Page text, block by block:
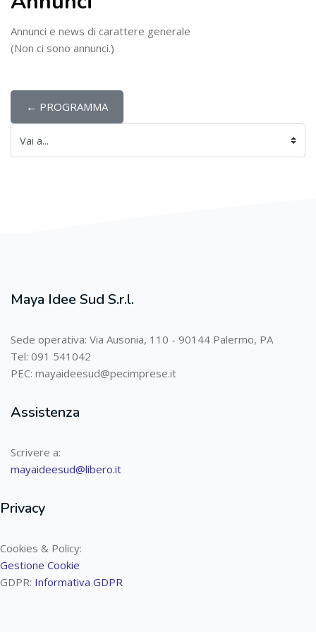
Annunci e news di carattere generale
(Non ci sono annunci.)
← PROGRAMMA
Vai a...
Maya Idee Sud S.r.l.
Sede operativa: Via Ausonia, 110 - 90144 Palermo, PA
Tel: 091 541042
PEC: mayaideesud@pecimprese.it
Assistenza
Scrivere a:
mayaideesud@libero.it
Privacy
Cookies & Policy:
Gestione Cookie
GDPR: Informativa GDPR